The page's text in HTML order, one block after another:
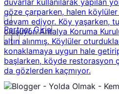
Partner Girişi
duvarlar kullanılarak yapılan
göze çarparken, halen
devam ediyor. Köy yaşarken,
oluşuyor. Antalya Koruma
altın alınmış. Köylüler
konaklamaya uygun hale
başlarken, köyde restorasyon
da gözlerden kaçmıyor.